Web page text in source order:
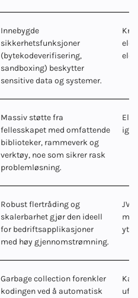
Innebygde
sikkerhetsfunksjoner
(bytekodeverifisering,
sandboxing) beskytter
sensitive data og systemer.
Massiv støtte fra
fellesskapet med omfattende
biblioteker, rammeverk og
verktøy, noe som sikrer rask
problemløsning.
Robust flertråding og
skalerbarhet gjør den ideell
for bedriftsapplikasjoner
med høy gjennomstrømning.
Garbage collection forenkler
kodingen ved å automatisk